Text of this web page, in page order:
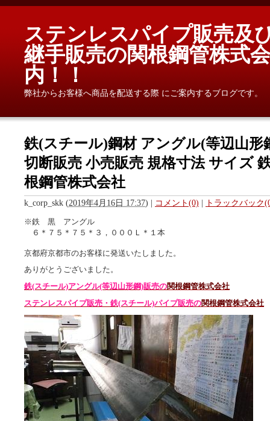
ステンレスパイプ販売及
継手販売の関根鋼管株式
内！！
弊社からお客様へ商品を配送する際 にご案内するブログです。
鉄(スチール)鋼材 アングル(等辺山形
切断販売 小売販売 規格寸法 サイズ
根鋼管株式会社
k_corp_skk (2019年4月16日 17:37) | コメント(0) | トラックバック
※鉄 黒 アングル
６＊７５＊７５＊３，０００Ｌ＊１本
京都府京都市のお客様に発送いたしました。
ありがとうございました。
鉄(スチール)アングル(等辺山形鋼)販売の関根鋼管株式会社
ステンレスパイプ販売・鉄(スチール)パイプ販売の関根鋼管株式会社